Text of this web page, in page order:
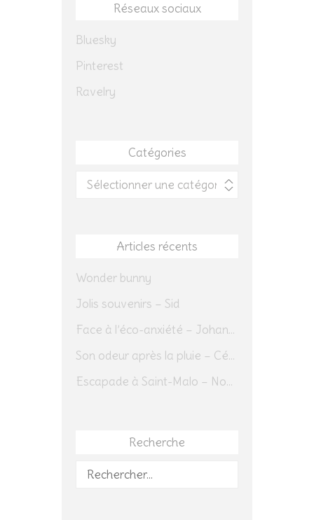
Réseaux sociaux
Bluesky
Pinterest
Ravelry
Catégories
Catégories
Articles récents
Wonder bunny
Jolis souvenirs – Sid
Face à l’éco-anxiété – Johannes Herrmann
Son odeur après la pluie – Cédric Sapin-Defour
Escapade à Saint-Malo – Novembre 2025 – Jour 1
Recherche
Rechercher :